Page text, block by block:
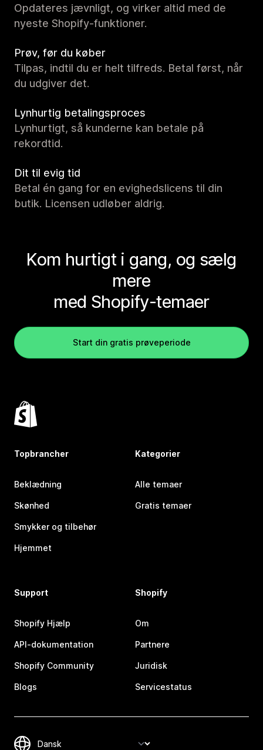
Opdateres jævnligt, og virker altid med de
nyeste Shopify-funktioner.
Prøv, før du køber
Tilpas, indtil du er helt tilfreds. Betal først, når
du udgiver det.
Lynhurtig betalingsproces
Lynhurtigt, så kunderne kan betale på
rekordtid.
Dit til evig tid
Betal én gang for en evighedslicens til din
butik. Licensen udløber aldrig.
Kom hurtigt i gang, og sælg
mere
med Shopify-temaer
Start din gratis prøveperiode
Topbrancher
Beklædning
Skønhed
Smykker og tilbehør
Hjemmet
Kategorier
Alle temaer
Gratis temaer
Support
Shopify Hjælp
API-dokumentation
Shopify Community
Blogs
Shopify
Om
Partnere
Juridisk
Servicestatus